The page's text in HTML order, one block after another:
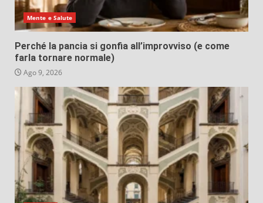
Mente e Salute
Perché la pancia si gonfia all’improvviso (e come
farla tornare normale)
Ago 9, 2026